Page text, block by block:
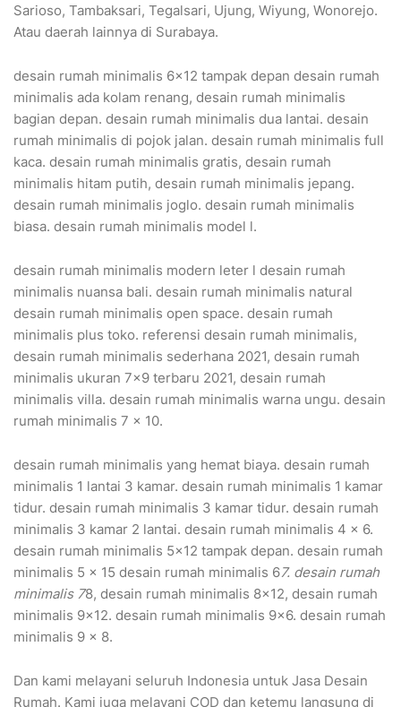
Sarioso, Tambaksari, Tegalsari, Ujung, Wiyung, Wonorejo.
Atau daerah lainnya di Surabaya.
desain rumah minimalis 6×12 tampak depan desain rumah
minimalis ada kolam renang, desain rumah minimalis
bagian depan. desain rumah minimalis dua lantai. desain
rumah minimalis di pojok jalan. desain rumah minimalis full
kaca. desain rumah minimalis gratis, desain rumah
minimalis hitam putih, desain rumah minimalis jepang.
desain rumah minimalis joglo. desain rumah minimalis
biasa. desain rumah minimalis model l.
desain rumah minimalis modern leter l desain rumah
minimalis nuansa bali. desain rumah minimalis natural
desain rumah minimalis open space. desain rumah
minimalis plus toko. referensi desain rumah minimalis,
desain rumah minimalis sederhana 2021, desain rumah
minimalis ukuran 7×9 terbaru 2021, desain rumah
minimalis villa. desain rumah minimalis warna ungu. desain
rumah minimalis 7 x 10.
desain rumah minimalis yang hemat biaya. desain rumah
minimalis 1 lantai 3 kamar. desain rumah minimalis 1 kamar
tidur. desain rumah minimalis 3 kamar tidur. desain rumah
minimalis 3 kamar 2 lantai. desain rumah minimalis 4 x 6.
desain rumah minimalis 5×12 tampak depan. desain rumah
minimalis 5 x 15 desain rumah minimalis 67. desain rumah
minimalis 78, desain rumah minimalis 8×12, desain rumah
minimalis 9×12. desain rumah minimalis 9×6. desain rumah
minimalis 9 x 8.
Dan kami melayani seluruh Indonesia untuk Jasa Desain
Rumah. Kami juga melayani COD dan ketemu langsung di